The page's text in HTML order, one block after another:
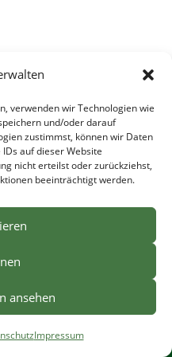
verwenden wir Technologien wie
und/oder darauf
zustimmst, können wir Daten
auf dieser Website
nicht erteilst oder zurückziehst,
beeinträchtigt werden.
ansehen
Impressum
Kontakt
Cookie-Richtlinie
med. Roland Issel